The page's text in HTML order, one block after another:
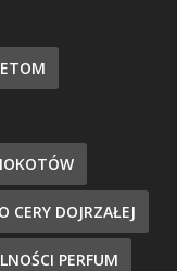
CERY DOJRZAŁEJ
PERFUM